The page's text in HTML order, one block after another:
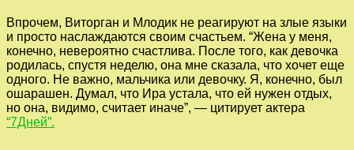
Впрочем, Виторган и Млодик не реагируют на злые языки
и просто наслаждаются своим счастьем. “Жена у меня,
конечно, невероятно счастлива. После того, как девочка
родилась, спустя неделю, она мне сказала, что хочет еще
одного. Не важно, мальчика или девочку. Я, конечно, был
ошарашен. Думал, что Ира устала, что ей нужен отдых,
но она, видимо, считает иначе”, — цитирует актера
“7Дней”.